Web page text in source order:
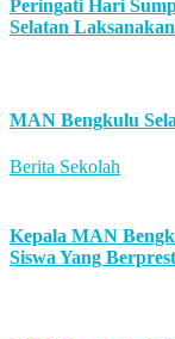
Peringati Hari
Selatan
MAN Bengkulu
Berita Sekolah
Kepala MAN
Siswa Yang